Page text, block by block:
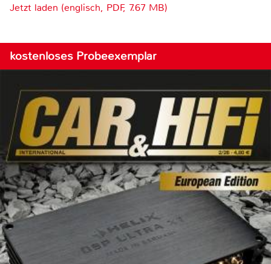
Jetzt laden (englisch, PDF, 7.67 MB)
kostenloses Probeexemplar